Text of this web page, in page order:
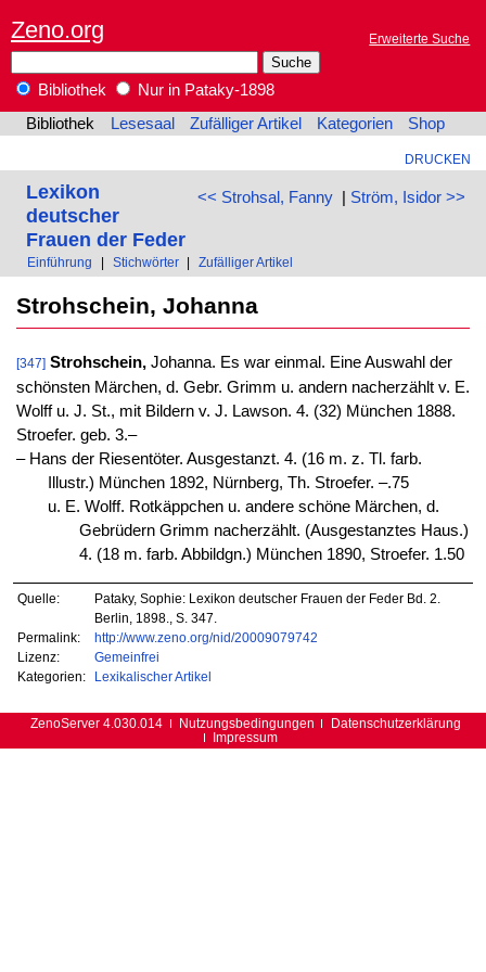
Zeno.org Erweiterte Suche
Bibliothek
Nur in Pataky-1898
Bibliothek
Lesesaal Zufälliger Artikel Kategorien Shop
DRUCKEN
<< Strohsal, Fanny| Ström, Isidor >>
Lexikon
deutscher
Frauen der Feder
Einführung Stichwörter Zufälliger Artikel
Strohschein, Johanna
[347] Strohschein,Johanna. Es war einmal. Eine Auswahl der
schönsten Märchen, d. Gebr. Grimm u. andern nacherzählt v. E.
Wolff u. J. St., mit Bildern v. J. Lawson. 4. (32) München 1888.
Stroefer. geb. 3.–
‒ Hans der Riesentöter. Ausgestanzt. 4. (16 m. z. Tl. farb.
Illustr.) München 1892, Nürnberg, Th. Stroefer. –.75
u. E. Wolff. Rotkäppchen u. andere schöne Märchen, d.
Gebrüdern Grimm nacherzählt. (Ausgestanztes Haus.)
4. (18 m. farb. Abbildgn.) München 1890, Stroefer. 1.50
Quelle:
Pataky, Sophie: Lexikon deutscher Frauen der Feder Bd. 2.
Berlin, 1898., S. 347.
Permalink:
http://www.zeno.org/nid/20009079742
Lizenz:
Gemeinfrei
Kategorien:
Lexikalischer Artikel
ZenoServer 4.030.014 Nutzungsbedingungen
Datenschutzerklärung
Impressum